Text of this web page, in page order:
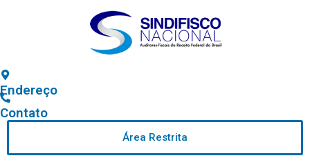
Endereço
Contato
Área Restrita